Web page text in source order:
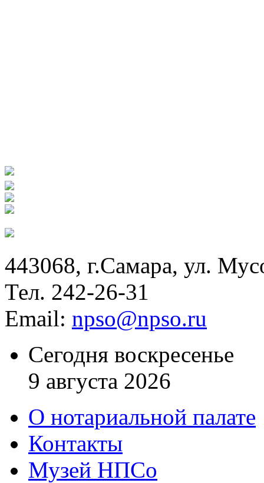
443068, г.Самара, ул.
Тел. 242-26-31
Email: npso@npso.ru
Сегодня воскресенье
9 августа 2026
О нотариальной палате
Контакты
Музей НПСо